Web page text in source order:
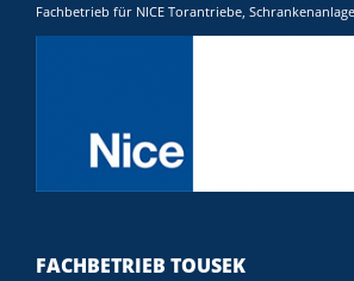
Fachbetrieb für NICE Torantriebe,
FACHBETRIEB TOUSEK